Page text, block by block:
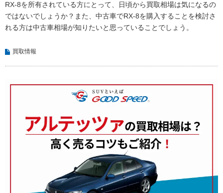
RX-8を所有されている方にとって、日頃から買取相場は気になるの
ではないでしょうか？また、中古車でRX-8を購入することを検討さ
れる方は中古車相場が知りたいと思っていることでしょう。
買取情報